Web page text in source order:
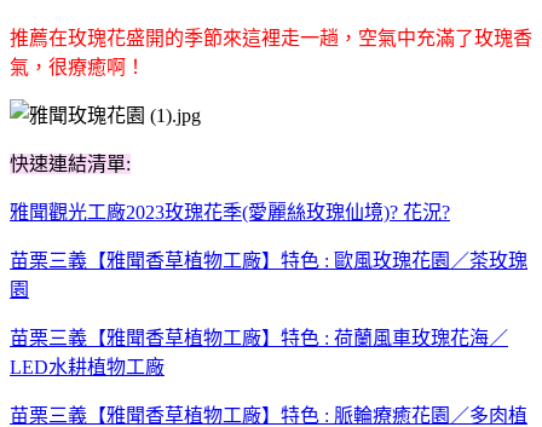
推薦在玫瑰花盛開的季節來這裡走一趟，空氣中充滿了玫瑰香
氣，很療癒啊！
快速連結清單:
雅聞觀光工廠2023玫瑰花季(愛麗絲玫瑰仙境)? 花況?
苗栗三義【雅聞香草植物工廠】特色 : 歐風玫瑰花園／茶玫瑰
園
苗栗三義【雅聞香草植物工廠】特色 : 荷蘭風車玫瑰花海／
LED水耕植物工廠
苗栗三義【雅聞香草植物工廠】特色 : 脈輪療癒花園／多肉植